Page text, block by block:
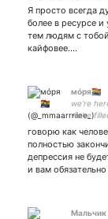
Я просто всегда
более в ресурсе
тем людям с
кайфовее.…
мóря🏳️‍🌈⃤
we‘re
we‘re
говорю как
полностью
депрессия не
и вам
Мальчик